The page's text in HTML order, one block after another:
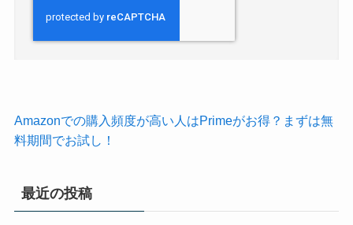
Amazonでの購入頻度が高い人はPrimeがお得？まずは無
料期間でお試し！
最近の投稿